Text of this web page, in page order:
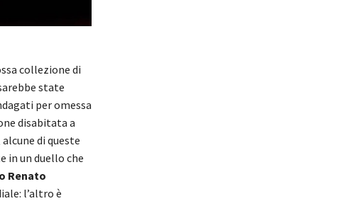
collezione di
state
per omessa
disabitata a
di queste
in un duello che
Renato
l’altro è